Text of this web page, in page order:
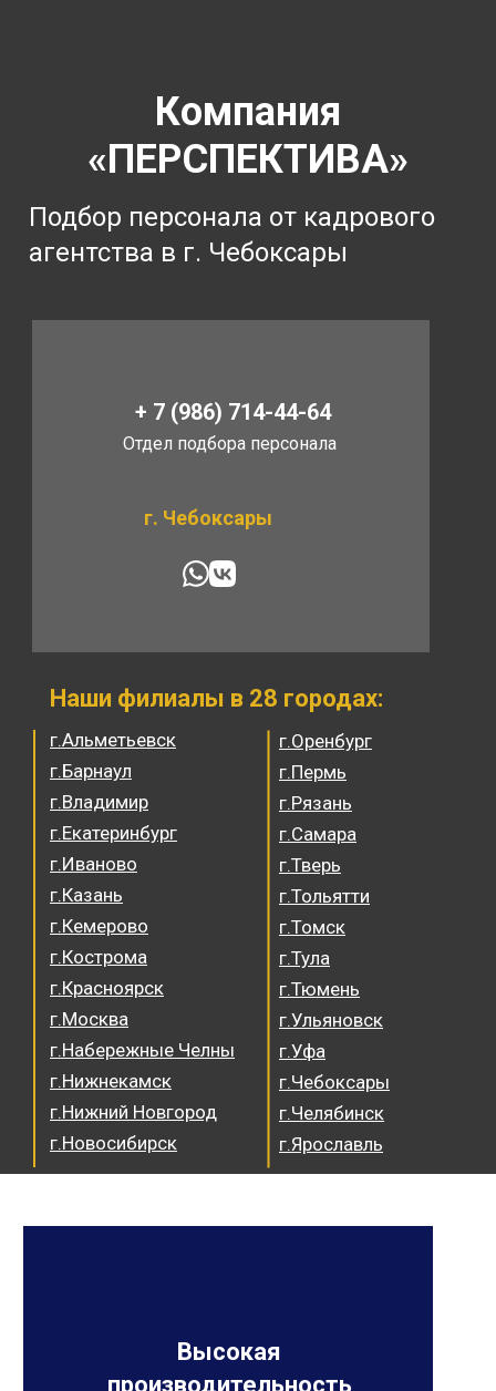
г.Оренбург
г.Пермь
г.Рязань
г.Самара
г.Тверь
г.Тольятти
г.Томск
г.Тула
г.Тюмень
г.Ульяновск
г.Уфа
г.Чебоксары
г.Челябинск
г.Ярославль
г.Альметьевск
г.Барнаул
г.Владимир
г.Екатеринбург
г.Иваново
г.Казань
г.Кемерово
г.Кострома
г.Красноярск
г.Москва
г.Набережные Челны
г.Нижнекамск
г.Нижний Новгород
г.Новосибирск
Наши филиалы в 28 городах:
Высокая
производительность
Отдел подбора персонала
+ 7 (986) 714-44-64
г. Чебоксары
Подбор персонала от кадрового
агентства в г. Чебоксары
Компания
«ПЕРСПЕКТИВА»